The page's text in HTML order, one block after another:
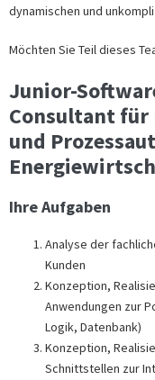
dynamischen und
Möchten Sie Teil dieses
Junior-
Consultant für
und
Ihre Aufgaben
Analyse der
Kunden
Konzeption,
Anwendungen zur
Logik, Datenbank)
Konzeption,
Schnittstellen zur